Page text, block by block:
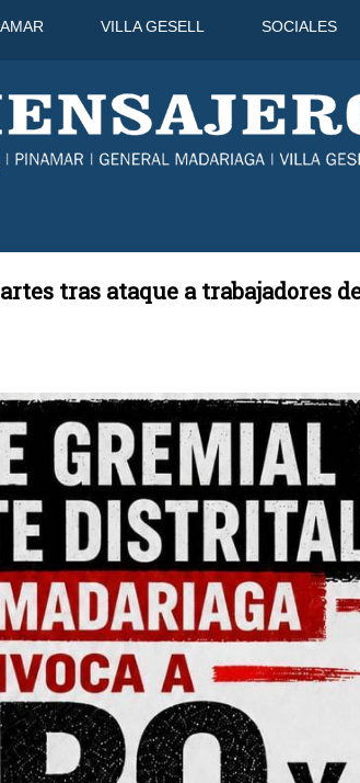
VILLA GESELL SOCIALES
tras ataque a trabajadores